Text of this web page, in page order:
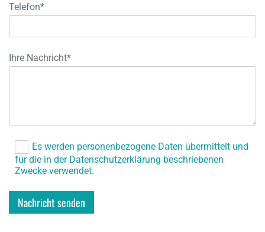
Telefon*
Ihre Nachricht*
Es werden personenbezogene Daten übermittelt und
für die in der Datenschutzerklärung beschriebenen
Zwecke verwendet.